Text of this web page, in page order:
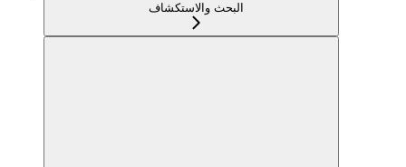
البحث والاستكشاف